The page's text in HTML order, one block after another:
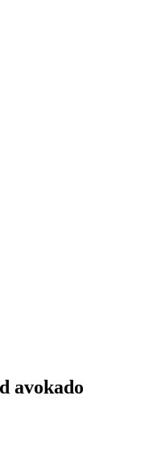
avokado